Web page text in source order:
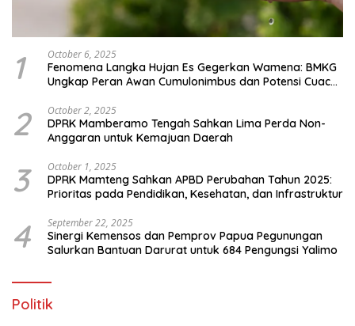
1 October 6, 2025
Fenomena Langka Hujan Es Gegerkan Wamena: BMKG
Ungkap Peran Awan Cumulonimbus dan Potensi Cuaca
2 October 2, 2025
DPRK Mamberamo Tengah Sahkan Lima Perda Non-
Anggaran untuk Kemajuan Daerah
3 October 1, 2025
DPRK Mamteng Sahkan APBD Perubahan Tahun 2025:
Prioritas pada Pendidikan, Kesehatan, dan Infrastruktur
4 September 22, 2025
Sinergi Kemensos dan Pemprov Papua Pegunungan
Salurkan Bantuan Darurat untuk 684 Pengungsi Yalimo
Politik